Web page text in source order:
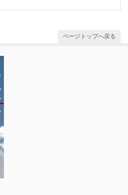
ページトップへ戻る